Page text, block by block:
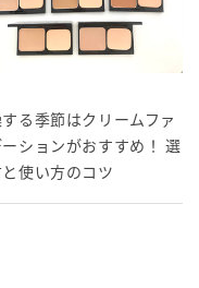
る季節はクリームファ
ーションがおすすめ！ 選
使い方のコツ